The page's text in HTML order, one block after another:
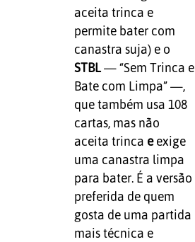
aceita trinca e
permite bater com
canastra suja) e o
STBL— “Sem Trinca e
Bate com Limpa” —,
que também usa 108
cartas, mas não
aceita trinca eexige
uma canastra limpa
para bater. É a versão
preferida de quem
gosta de uma partida
mais técnica e